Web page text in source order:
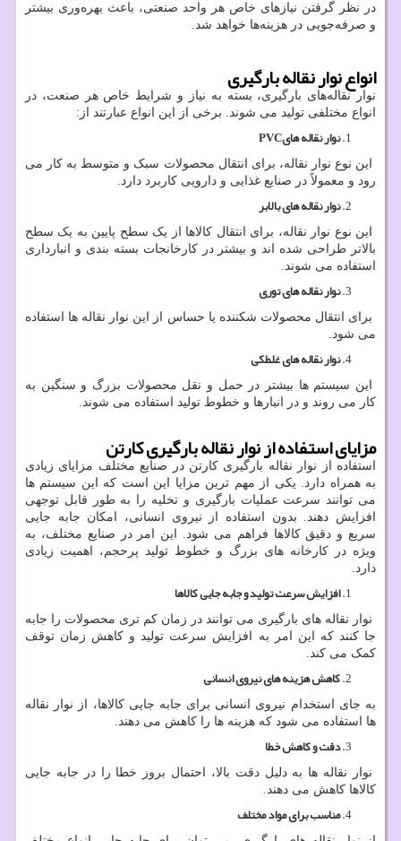
در نظر گرفتن نیازهای خاص هر واحد صنعتی، باعث بهره‌وری بیشتر
و صرفه‌جویی در هزینه‌ها خواهد شد.
انواع نوار نقاله بارگیری
نوار نقاله‌های بارگیری، بسته به نیاز و شرایط خاص هر صنعت، در
انواع مختلفی تولید می ‌شوند. برخی از این انواع عبارتند از:
نوار نقاله ‌هایPVC
این نوع نوار نقاله، برای انتقال محصولات سبک و متوسط به کار می‌
رود و معمولاً در صنایع غذایی و دارویی کاربرد دارد.
نوار نقاله ‌های بالابر
این نوع نوار نقاله، برای انتقال کالاها از یک سطح پایین به یک سطح
بالاتر طراحی شده ‌اند و بیشتر در کارخانجات بسته‌ بندی و انبارداری
استفاده می ‌شوند.
نوار نقاله ‌های توری
برای انتقال محصولات شکننده یا حساس از این نوار نقاله ‌ها استفاده
می شود.
نوار نقاله ‌های غلطکی
این سیستم‌ ها بیشتر در حمل و نقل محصولات بزرگ و سنگین به
کار می ‌روند و در انبارها و خطوط تولید استفاده می ‌شوند.
مزایای استفاده از نوار نقاله بارگیری کارتن
استفاده از نوار نقاله بارگیری کارتن در صنایع مختلف مزایای زیادی
به همراه دارد. یکی از مهم ‌ترین مزایا این است که این سیستم‌ ها
می ‌توانند سرعت عملیات بارگیری و تخلیه را به طور قابل توجهی
افزایش دهند. بدون استفاده از نیروی انسانی، امکان جابه جایی
سریع و دقیق کالاها فراهم می ‌شود. این امر در صنایع مختلف، به
ویژه در کارخانه ‌های بزرگ و خطوط تولید پرحجم، اهمیت زیادی
دارد.
افزایش سرعت تولید و جابه جایی کالاها
نوار نقاله‌ های بارگیری می‌ توانند در زمان کم تری محصولات را جابه
جا کنند که این امر به افزایش سرعت تولید و کاهش زمان توقف
کمک می‌ کند.
کاهش هزینه ‌های نیروی انسانی
به جای استخدام نیروی انسانی برای جابه جایی کالاها، از نوار نقاله‌
ها استفاده می‌ شود که هزینه‌ ها را کاهش می ‌دهند.
دقت و کاهش خطا
نوار نقاله‌ ها به دلیل دقت بالا، احتمال بروز خطا را در جابه جایی
کالاها کاهش می ‌دهند.
مناسب برای مواد مختلف